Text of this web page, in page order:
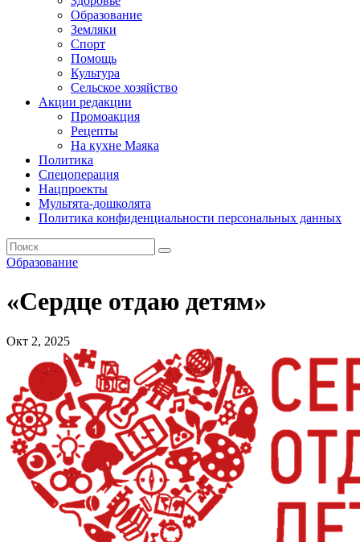
Образование
Земляки
Спорт
Помощь
Культура
Сельское хозяйство
Акции редакции
Промоакция
Рецепты
На кухне Маяка
Политика
Спецоперация
Нацпроекты
Мультята-дошколята
Политика конфиденциальности персональных данных
Образование
«Сердце отдаю детям»
Окт 2, 2025